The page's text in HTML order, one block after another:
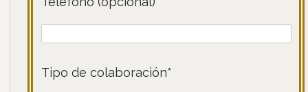
Tipo de colaboración*